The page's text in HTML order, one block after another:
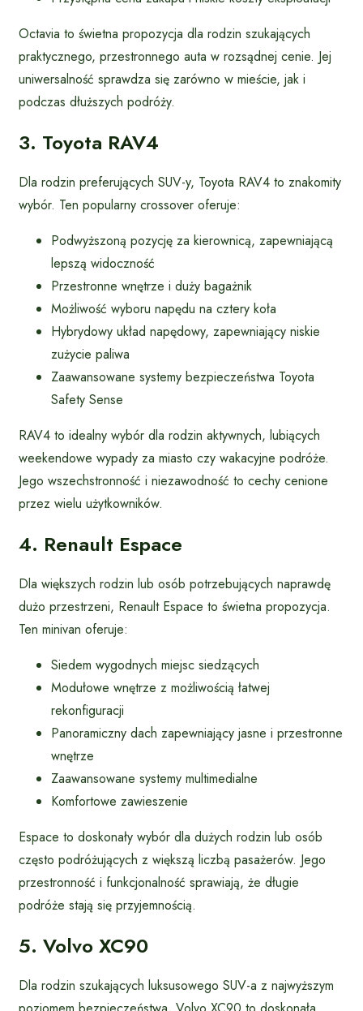
Octavia to świetna propozycja dla rodzin szukających
praktycznego, przestronnego auta w rozsądnej cenie. Jej
uniwersalność sprawdza się zarówno w mieście, jak i
podczas dłuższych podróży.
3. Toyota RAV4
Dla rodzin preferujących SUV-y, Toyota RAV4 to znakomity
wybór. Ten popularny crossover oferuje:
Podwyższoną pozycję za kierownicą, zapewniającą
lepszą widoczność
Przestronne wnętrze i duży bagażnik
Możliwość wyboru napędu na cztery koła
Hybrydowy układ napędowy, zapewniający niskie
zużycie paliwa
Zaawansowane systemy bezpieczeństwa Toyota
Safety Sense
RAV4 to idealny wybór dla rodzin aktywnych, lubiących
weekendowe wypady za miasto czy wakacyjne podróże.
Jego wszechstronność i niezawodność to cechy cenione
przez wielu użytkowników.
4. Renault Espace
Dla większych rodzin lub osób potrzebujących naprawdę
dużo przestrzeni, Renault Espace to świetna propozycja.
Ten minivan oferuje:
Siedem wygodnych miejsc siedzących
Modułowe wnętrze z możliwością łatwej
rekonfiguracji
Panoramiczny dach zapewniający jasne i przestronne
wnętrze
Zaawansowane systemy multimedialne
Komfortowe zawieszenie
Espace to doskonały wybór dla dużych rodzin lub osób
często podróżujących z większą liczbą pasażerów. Jego
przestronność i funkcjonalność sprawiają, że długie
podróże stają się przyjemnością.
5. Volvo XC90
Dla rodzin szukających luksusowego SUV-a z najwyższym